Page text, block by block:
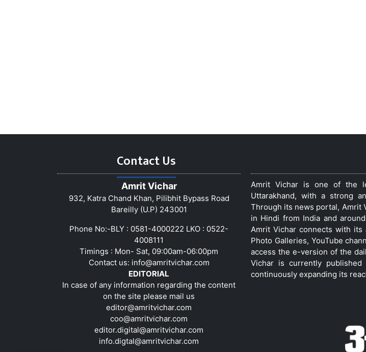
Contact Us
Amrit Vichar
932, Katra Chand Khan, Pilibhit Bypass Road
Bareilly (U.P) 243001
Phone No:-BLY : 0581-4000222 LKO : 0522-
4008111
Timings : Mon- Sat, 09:00am-06:00pm
Contact us: info@amritvichar.com
EDITORIAL
In case of any information regarding the content
on the site please mail us
editor@amritvichar.com
coo@amritvichar.com
editor.digital@amritvichar.com
info.digtal@amritvichar.com
Amrit Vichar is one of the
Uttarakhand, with a strong
Through its news portal, Amrit
in Hindi from India and
Amrit Vichar connects with its
Photo Galleries, YouTube
access the e-version of the
Vichar is currently published
continuously expanding its